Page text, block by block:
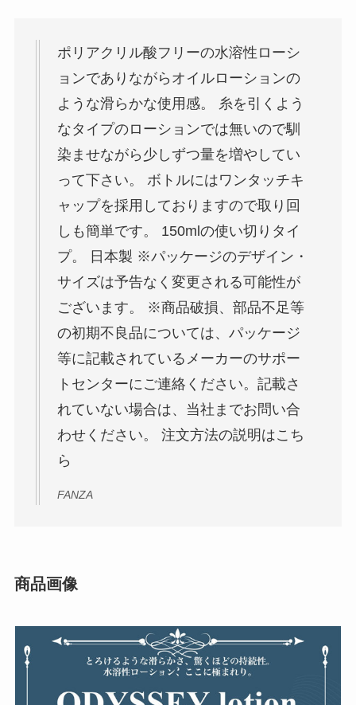
ポリアクリル酸フリーの水溶性ローシ
ョンでありながらオイルローションの
ような滑らかな使用感。 糸を引くよう
なタイプのローションでは無いので馴
染ませながら少しずつ量を増やしてい
って下さい。 ボトルにはワンタッチキ
ャップを採用しておりますので取り回
しも簡単です。 150mlの使い切りタイ
プ。 日本製 ※パッケージのデザイン・
サイズは予告なく変更される可能性が
ございます。 ※商品破損、部品不足等
の初期不良品については、パッケージ
等に記載されているメーカーのサポー
トセンターにご連絡ください。記載さ
れていない場合は、当社までお問い合
わせください。 注文方法の説明はこち
ら
FANZA
商品画像